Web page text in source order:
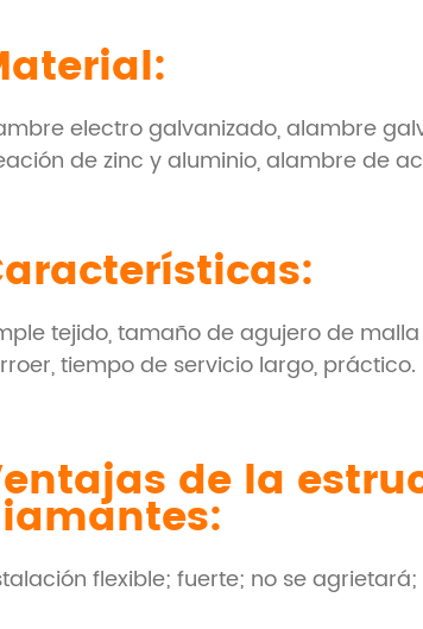
electro galvanizado, alambre
de zinc y aluminio, alambre de
tejido, tamaño de agujero de
tiempo de servicio largo, práctico.
de la
flexible; fuerte; no se